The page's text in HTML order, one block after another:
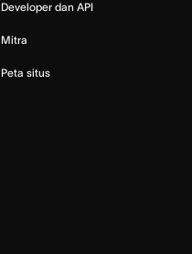
Developer dan API
Mitra
Peta situs